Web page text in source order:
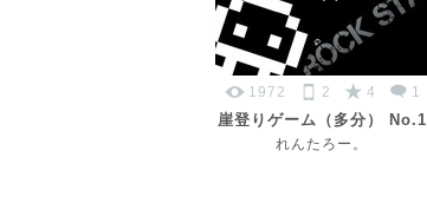
1972 2 4 1
崖登りゲーム（多分） No.1
れんたろー。